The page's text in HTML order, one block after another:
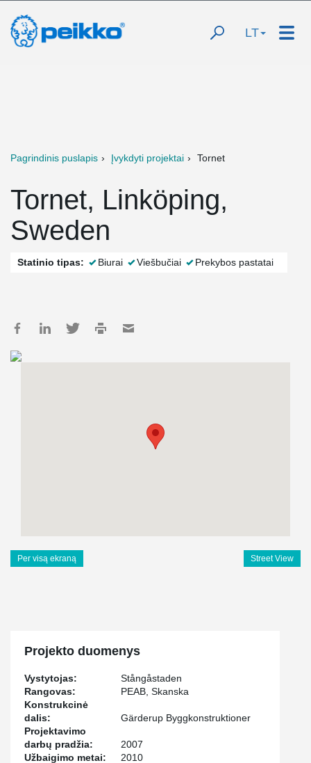
LT
Pagrindinis puslapis Įvykdyti projektai Tornet
Tornet, Linköping,
Sweden
Statinio tipas: Biurai Viešbučiai Prekybos pastatai
Per visą ekraną Street View
Projekto duomenys
Vystytojas:
Stångåstaden
Rangovas:
PEAB, Skanska
Konstrukcinė
dalis:
Gärderup Byggkonstruktioner
Projektavimo
darbų pradžia:
2007
Užbaigimo metai:
2010